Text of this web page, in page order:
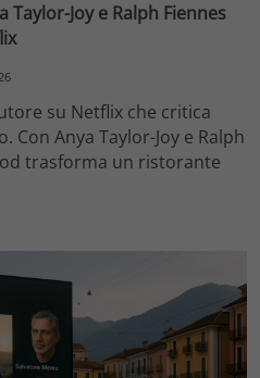
Joy e Ralph Fiennes
su Netflix che critica
Con Anya Taylor-Joy e Ralph
trasforma un ristorante